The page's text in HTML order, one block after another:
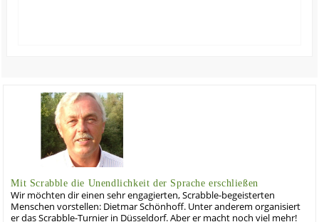
Mit Scrabble die Unendlichkeit der Sprache erschließen
Wir möchten dir einen sehr engagierten, Scrabble-begeisterten
Menschen vorstellen: Dietmar Schönhoff. Unter anderem organisiert
er das Scrabble-Turnier in Düsseldorf. Aber er macht noch viel mehr!